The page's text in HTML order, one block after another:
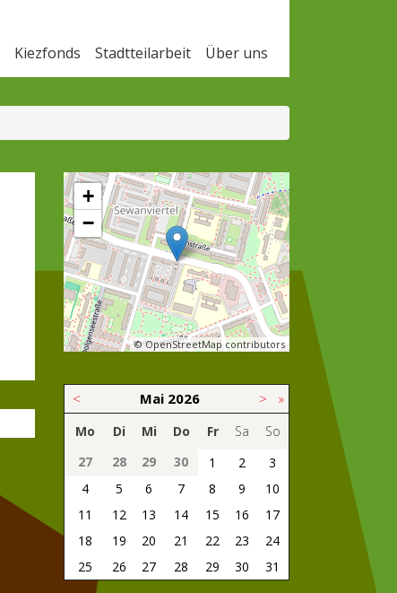
Kiezfonds Stadtteilarbeit Über uns
+
−
© OpenStreetMap contributors
< Mai 2026 > »
Mo Di Mi Do Fr Sa
So
27
28 29 30 1 2
3
4
5 6 7 8 9
10
11
12 13 14 15 16
17
18
19 20 21 22 23
24
25
26 27 28 29 30 31